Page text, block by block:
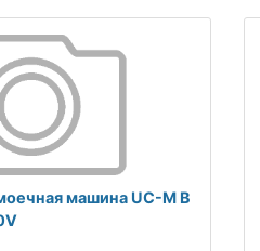
машина UC-М B